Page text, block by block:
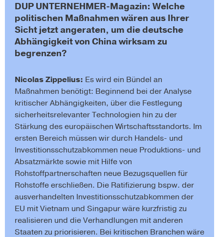
DUP UNTERNEHMER-Magazin: Welche
politischen Maßnahmen wären aus Ihrer
Sicht jetzt angeraten, um die deutsche
Abhängigkeit von China wirksam zu
begrenzen?
Nicolas Zippelius: Es wird ein Bündel an
Maßnahmen benötigt: Beginnend bei der Analyse
kritischer Abhängigkeiten, über die Festlegung
sicherheitsrelevanter Technologien hin zu der
Stärkung des europäischen Wirtschaftsstandorts. Im
ersten Bereich müssen wir durch Handels- und
Investitionsschutzabkommen neue Produktions- und
Absatzmärkte sowie mit Hilfe von
Rohstoffpartnerschaften neue Bezugsquellen für
Rohstoffe erschließen. Die Ratifizierung bspw. der
ausverhandelten Investitionsschutzabkommen der
EU mit Vietnam und Singapur wäre kurzfristig zu
realisieren und die Verhandlungen mit anderen
Staaten zu priorisieren. Bei kritischen Branchen wäre